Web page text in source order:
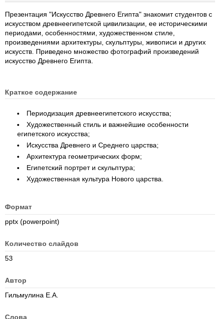
Презентация "Искусство Древнего Египта" знакомит студентов с
искусством древнеегипетской цивилизации, ее историческими
периодами, особенностями, художественном стиле,
произведениями архитектуры, скульптуры, живописи и других
искусств. Приведено множество фотографий произведений
искусство Древнего Египта.
Краткое содержание
Периодизация древнеегипетского искусства;
Художественный стиль и важнейшие особенности
египетского искусства;
Искусства Древнего и Среднего царства;
Архитектура геометрических форм;
Египетский портрет и скульптура;
Художественная культура Нового царства.
Формат
pptx (powerpoint)
Количество слайдов
53
Автор
Гильмулина Е.А.
Слова